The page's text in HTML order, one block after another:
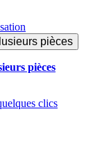
pièces
pièces
clics